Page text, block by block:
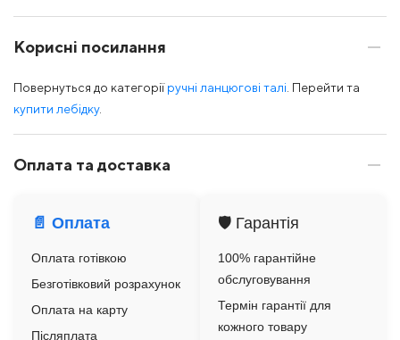
Корисні посилання
Повернуться до категоріїручні ланцюгові талі . Перейти та
купити лебідку.
Оплата та доставка
📄 Оплата
Оплата готівкою
Безготівковий розрахунок
Оплата на карту
Післяплата
🛡️ Гарантія
100% гарантійне
обслуговування
Термін гарантії для
кожного товару